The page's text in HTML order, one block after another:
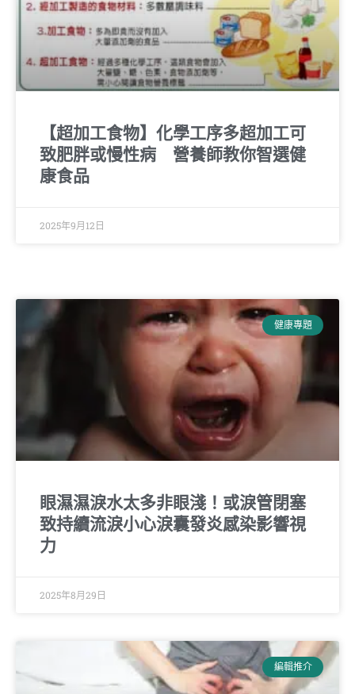
【超加工食物】化學工序多超加工可
致肥胖或慢性病 營養師教你智選健
康食品
2025年9月12日
健康專題
眼濕濕淚水太多非眼淺！或淚管閉塞
致持續流淚小心淚囊發炎感染影響視
力
2025年8月29日
編輯推介